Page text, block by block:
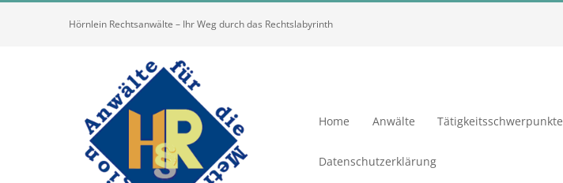
Hörnlein Rechtsanwälte – Ihr Weg durch das Rechtslabyrinth
Home Anwälte Tätigkeitsschwerpunkte
Datenschutzerklärung